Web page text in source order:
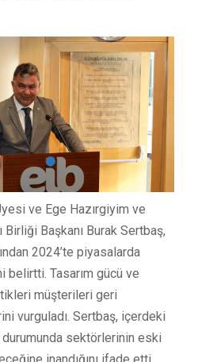
ve Ege Hazırgiyim ve
Birliği Başkanı Burak Sertbaş,
2024’te piyasalarda
Tasarım gücü ve
müşterileri geri
vurguladı. Sertbaş, içerdeki
sektörlerinin eski